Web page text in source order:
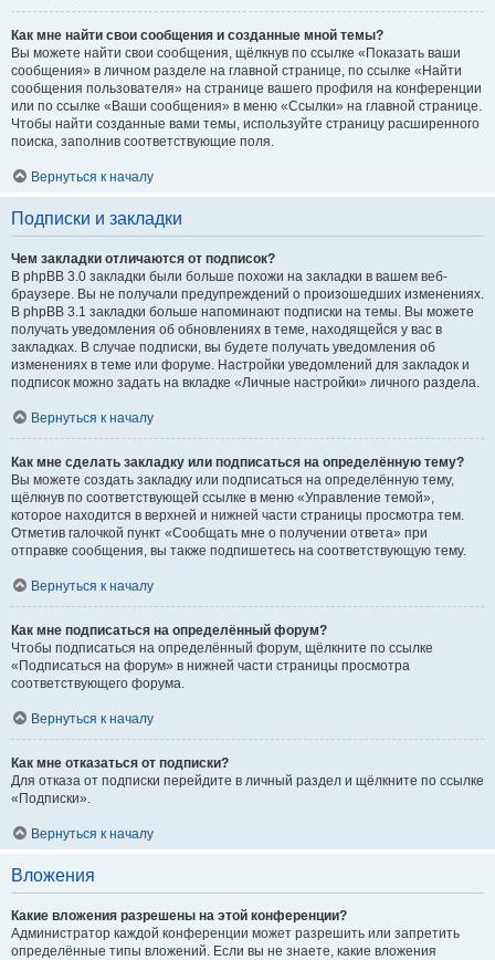
Как мне найти свои сообщения и созданные мной темы?
Вы можете найти свои сообщения, щёлкнув по ссылке «Показать ваши
сообщения» в личном разделе на главной странице, по ссылке «Найти
сообщения пользователя» на странице вашего профиля на конференции
или по ссылке «Ваши сообщения» в меню «Ссылки» на главной странице.
Чтобы найти созданные вами темы, используйте страницу расширенного
поиска, заполнив соответствующие поля.
Вернуться к началу
Подписки и закладки
Чем закладки отличаются от подписок?
В phpBB 3.0 закладки были больше похожи на закладки в вашем веб-
браузере. Вы не получали предупреждений о произошедших изменениях.
В phpBB 3.1 закладки больше напоминают подписки на темы. Вы можете
получать уведомления об обновлениях в теме, находящейся у вас в
закладках. В случае подписки, вы будете получать уведомления об
изменениях в теме или форуме. Настройки уведомлений для закладок и
подписок можно задать на вкладке «Личные настройки» личного раздела.
Вернуться к началу
Как мне сделать закладку или подписаться на определённую тему?
Вы можете создать закладку или подписаться на определённую тему,
щёлкнув по соответствующей ссылке в меню «Управление темой»,
которое находится в верхней и нижней части страницы просмотра тем.
Отметив галочкой пункт «Сообщать мне о получении ответа» при
отправке сообщения, вы также подпишетесь на соответствующую тему.
Вернуться к началу
Как мне подписаться на определённый форум?
Чтобы подписаться на определённый форум, щёлкните по ссылке
«Подписаться на форум» в нижней части страницы просмотра
соответствующего форума.
Вернуться к началу
Как мне отказаться от подписки?
Для отказа от подписки перейдите в личный раздел и щёлкните по ссылке
«Подписки».
Вернуться к началу
Вложения
Какие вложения разрешены на этой конференции?
Администратор каждой конференции может разрешить или запретить
определённые типы вложений. Если вы не знаете, какие вложения